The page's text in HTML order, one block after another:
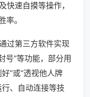
快速自摸等操作，
率。
过第三方软件实现
号”等功能，部分用
”或“透视他人牌
、自动连接等技